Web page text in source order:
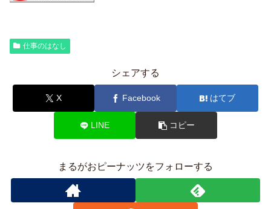
仕事のはなし
シェアする
X Facebook はてブ
LINE コピー
まるがおピーナッツをフォローする